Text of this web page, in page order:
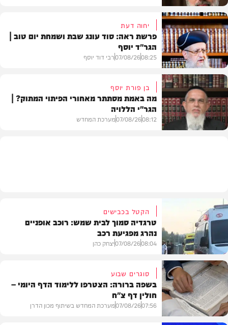
חדשות
וידאו
יחוה דעת
פרשת ראה: סוד עונג שבת ושמחת יום טוב |
הגר"ד יוסף
08:25
07/08/26רבי דוד יוסף
בן פורת יוסף
מה באמת מסתתר מאחורי הפיתוי המתוק? |
הגר"י הללויה
08:12
07/08/26מערכת המחדש
בארץ
הקטל בכבישים
טרגדיה סמוך לבית שמש: רוכב אופניים
נהרג מפגיעת רכב
08:04
07/08/26יצחק כהן
סוגרים שבוע
בשפה ברורה: הצטרפו ללימוד הדף היומי –
חולין דף צ"ח
07:56
07/08/26מערכת המחדש בשיתוף מכון הדרן